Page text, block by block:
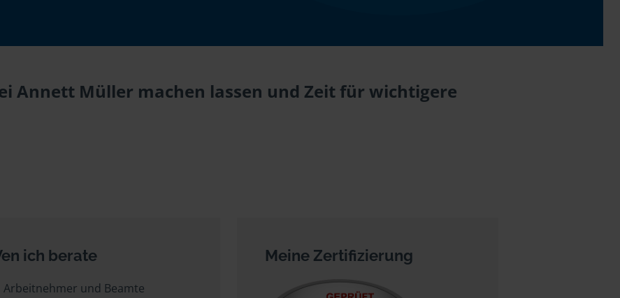
Annett Müller machen lassen und Zeit für wichtigere
ich berate
Arbeitnehmer und Beamte
Meine Zertifizierung